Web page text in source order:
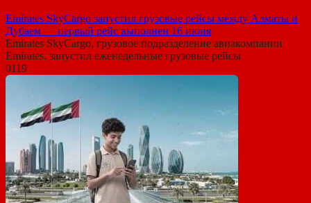
Emirates SkyCargo запустил грузовые рейсы между Алматы и
Дубаем — первый рейс выполнен 16 июня
Emirates SkyCargo, грузовое подразделение авиакомпании
Emirates, запустил еженедельные грузовые рейсы
0119